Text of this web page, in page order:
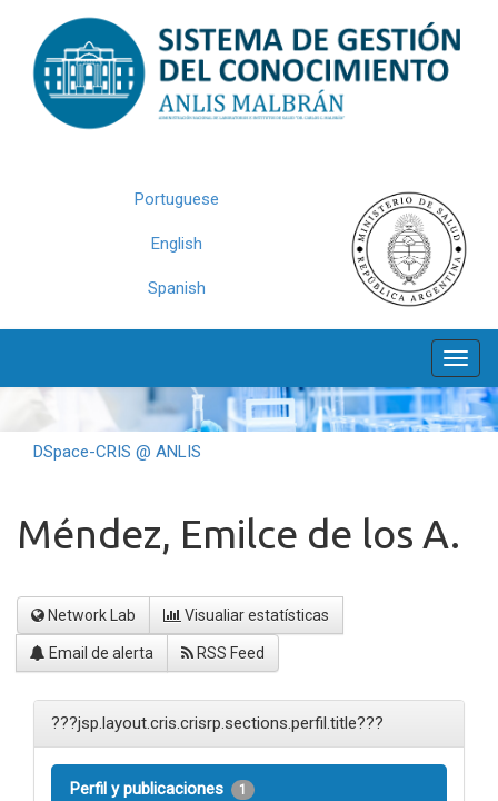
navigation
Portuguese
English
Spanish
DSpace-CRIS @ ANLIS
Méndez, Emilce de los A.
Network Lab Visualiar estatísticas
Email de alerta RSS Feed
???jsp.layout.cris.crisrp.sections.perfil.title???
Perfil y publicaciones 1